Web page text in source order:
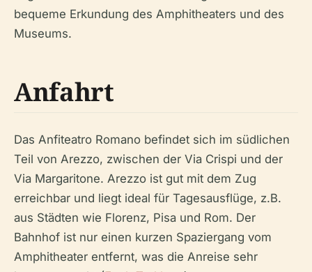
bequeme Erkundung des Amphitheaters und des
Museums.
Anfahrt
Das Anfiteatro Romano befindet sich im südlichen
Teil von Arezzo, zwischen der Via Crispi und der
Via Margaritone. Arezzo ist gut mit dem Zug
erreichbar und liegt ideal für Tagesausflüge, z.B.
aus Städten wie Florenz, Pisa und Rom. Der
Bahnhof ist nur einen kurzen Spaziergang vom
Amphitheater entfernt, was die Anreise sehr